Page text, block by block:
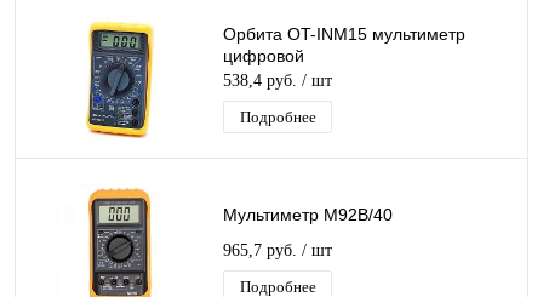
Орбита OT-INM15 мультиметр
цифровой
538,4 руб. / шт
Подробнее
Мультиметр M92B/40
965,7 руб. / шт
Подробнее